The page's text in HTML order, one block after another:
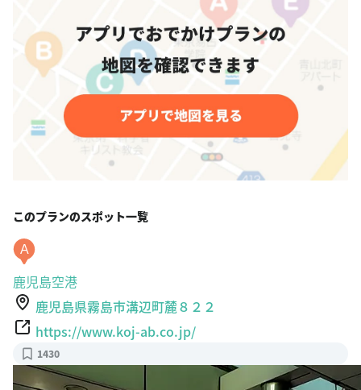
このプランのスポット一覧
A
鹿児島空港
鹿児島県霧島市溝辺町麓８２２
https://www.koj-ab.co.jp/
1430